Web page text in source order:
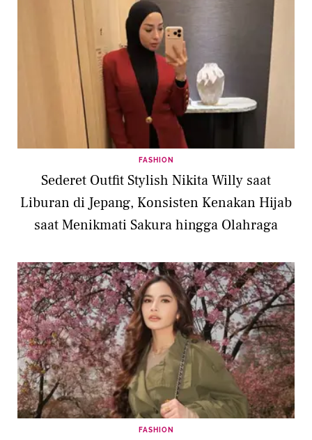
FASHION
Sederet Outfit Stylish Nikita Willy saat
Liburan di Jepang, Konsisten Kenakan Hijab
saat Menikmati Sakura hingga Olahraga
FASHION